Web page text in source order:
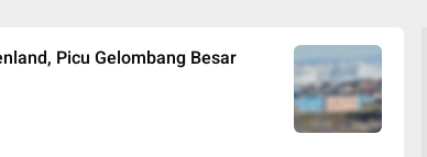
Picu Gelombang Besar